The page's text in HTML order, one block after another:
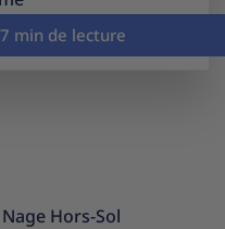
Hors-Sol